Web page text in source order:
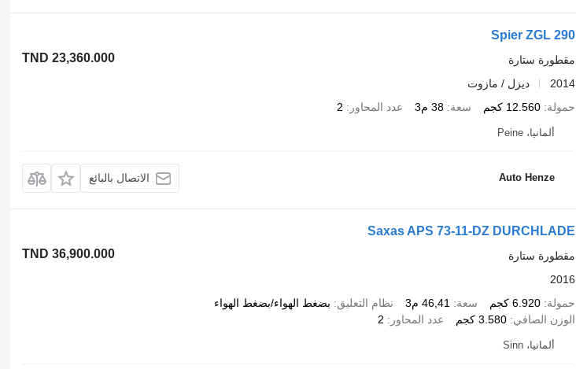
Spier ZGL 290
TND 23,360.000
مقطورة ستارة
2014
ديزل / مازوت
حمولة 12.560 كجم سعة 38 م3 عدد المحاور 2
ألمانيا، Peine
Auto Henze الاتصال بالبائع
Saxas APS 73-11-DZ DURCHLADE
TND 36,900.000
مقطورة ستارة
2016
حمولة 6.920 كجم سعة 46,41 م3 نظام التعليق
بضغط الهواء/بضغط الهواء
الوزن الصافي 3.580 كجم عدد المحاور 2
ألمانيا، Sinn